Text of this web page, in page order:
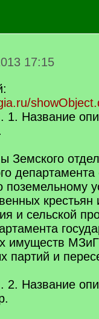
17:15
Название
Земского
поземельному
и сельской
имуществ
партий и
Название